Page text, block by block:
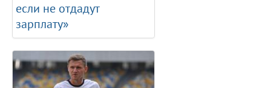
если не отдадут
зарплату»